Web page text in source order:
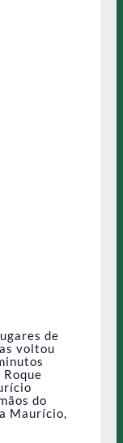
de
voltou
do
Maurício,